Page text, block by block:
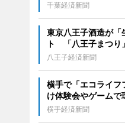
千葉経済新聞
東京八王子酒造が「
ト 「八王子まつり
八王子経済新聞
横手で「エコライ
け体験会やゲームで
横手経済新聞